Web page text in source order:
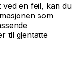
ved en feil, kan du
som
til gjentatte